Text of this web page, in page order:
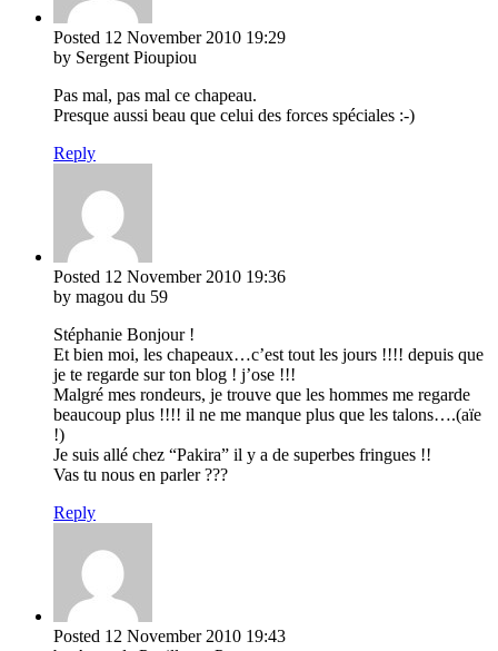
Posted 12 November 2010 19:29
by Sergent Pioupiou
Pas mal, pas mal ce chapeau.
Presque aussi beau que celui des forces spéciales :-)
Reply
Posted 12 November 2010 19:36
by magou du 59
Stéphanie Bonjour !
Et bien moi, les chapeaux…c’est tout les jours !!!! depuis que
je te regarde sur ton blog ! j’ose !!!
Malgré mes rondeurs, je trouve que les hommes me regarde
beaucoup plus !!!! il ne me manque plus que les talons….(aïe
!)
Je suis allé chez “Pakira” il y a de superbes fringues !!
Vas tu nous en parler ???
Reply
Posted 12 November 2010 19:43